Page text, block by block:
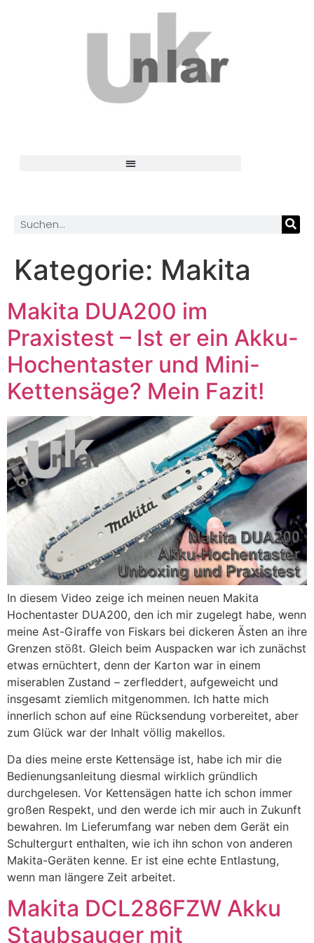
Kategorie: Makita
Makita DUA200 im
Praxistest – Ist er ein Akku-
Hochentaster und Mini-
Kettensäge? Mein Fazit!
In diesem Video zeige ich meinen neuen Makita
Hochentaster DUA200, den ich mir zugelegt habe, wenn
meine Ast-Giraffe von Fiskars bei dickeren Ästen an ihre
Grenzen stößt. Gleich beim Auspacken war ich zunächst
etwas ernüchtert, denn der Karton war in einem
miserablen Zustand – zerfleddert, aufgeweicht und
insgesamt ziemlich mitgenommen. Ich hatte mich
innerlich schon auf eine Rücksendung vorbereitet, aber
zum Glück war der Inhalt völlig makellos.
Da dies meine erste Kettensäge ist, habe ich mir die
Bedienungsanleitung diesmal wirklich gründlich
durchgelesen. Vor Kettensägen hatte ich schon immer
großen Respekt, und den werde ich mir auch in Zukunft
bewahren. Im Lieferumfang war neben dem Gerät ein
Schultergurt enthalten, wie ich ihn schon von anderen
Makita-Geräten kenne. Er ist eine echte Entlastung,
wenn man längere Zeit arbeitet.
Makita DCL286FZW Akku
Staubsauger mit